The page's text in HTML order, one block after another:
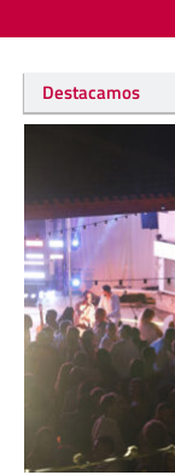
Destacamos